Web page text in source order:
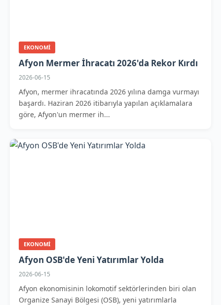
EKONOMI
Afyon Mermer İhracatı 2026'da Rekor Kırdı
2026-06-15
Afyon, mermer ihracatında 2026 yılına damga vurmayı
başardı. Haziran 2026 itibarıyla yapılan açıklamalara
göre, Afyon'un mermer ih...
EKONOMI
Afyon OSB'de Yeni Yatırımlar Yolda
2026-06-15
Afyon ekonomisinin lokomotif sektörlerinden biri olan
Organize Sanayi Bölgesi (OSB), yeni yatırımlarla